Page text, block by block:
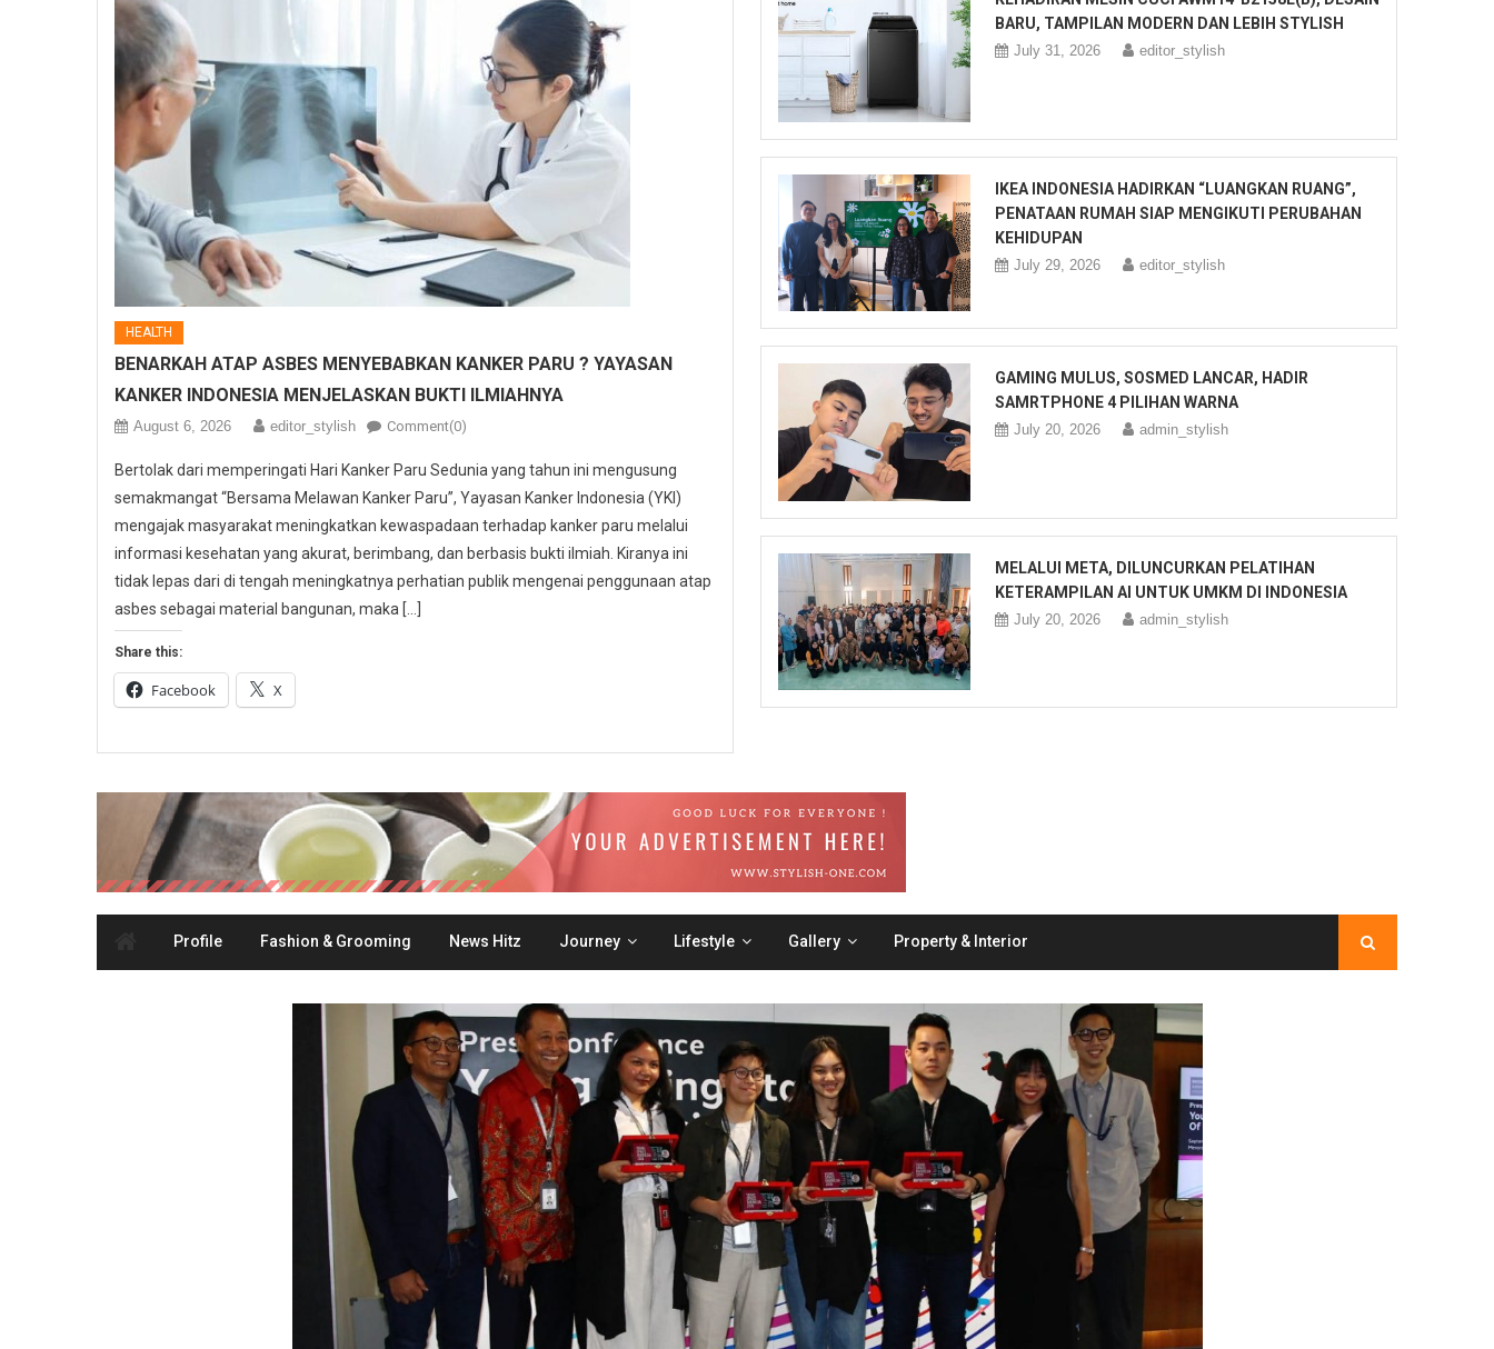
HEALTH
BENARKAH ATAP ASBES MENYEBABKAN KANKER PARU ? YAYASAN
KANKER INDONESIA MENJELASKAN BUKTI ILMIAHNYA
August 6, 2026 editor_stylish Comment(0)
Bertolak dari memperingati Hari Kanker Paru Sedunia yang tahun ini mengusung
semakmangat “Bersama Melawan Kanker Paru”, Yayasan Kanker Indonesia (YKI)
mengajak masyarakat meningkatkan kewaspadaan terhadap kanker paru melalui
informasi kesehatan yang akurat, berimbang, dan berbasis bukti ilmiah. Kiranya ini
tidak lepas dari di tengah meningkatnya perhatian publik mengenai penggunaan atap
asbes sebagai material bangunan, maka […]
Share this:
Facebook X
BARU, TAMPILAN MODERN DAN LEBIH STYLISH
July 31, 2026 editor_stylish
IKEA INDONESIA HADIRKAN “LUANGKAN RUANG”,
PENATAAN RUMAH SIAP MENGIKUTI PERUBAHAN
KEHIDUPAN
July 29, 2026 editor_stylish
GAMING MULUS, SOSMED LANCAR, HADIR
SAMRTPHONE 4 PILIHAN WARNA
July 20, 2026 admin_stylish
MELALUI META, DILUNCURKAN PELATIHAN
KETERAMPILAN AI UNTUK UMKM DI INDONESIA
July 20, 2026 admin_stylish
Profile Fashion & Grooming News Hitz Journey Lifestyle Gallery Property & Interior